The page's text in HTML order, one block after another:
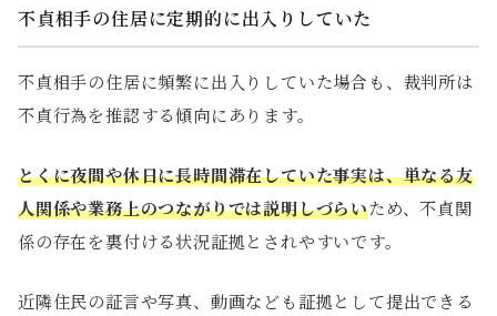
不貞相手の住居に定期的に出入りしていた
不貞相手の住居に頻繁に出入りしていた場合も、裁判所は
不貞行為を推認する傾向にあります。
とくに夜間や休日に長時間滞在していた事実は、単なる友
人関係や業務上のつながりでは説明しづらいため、不貞関
係の存在を裏付ける状況証拠とされやすいです。
近隣住民の証言や写真、動画なども証拠として提出できる